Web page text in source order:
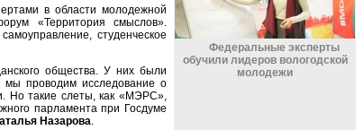
Федеральные эксперты
обучили лидеров вологодской
молодежи
в области молодежной
«Территория смыслов».
студенческое
общества. У них были
мы проводим исследование о
Но такие слеты, как «МЭРС»,
парламента при Госдуме
Назарова.